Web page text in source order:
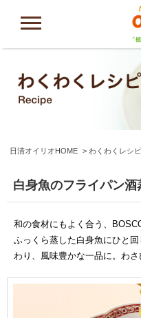
日清オイリオHOME わくわくレシピ
白身魚のフライパン酒
和の食材にもよく合う、
ふっくら蒸した白身魚にひと
わり、風味豊かな一品に。わ